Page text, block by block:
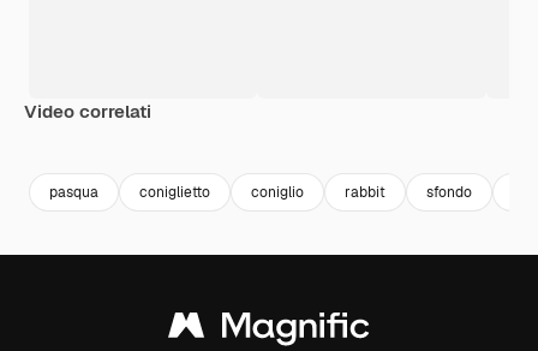
Video correlati
pasqua coniglietto coniglio rabbit sfondo